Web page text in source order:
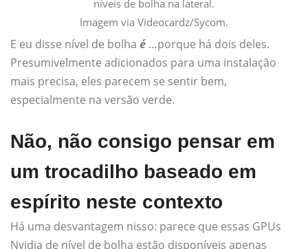
Imagem via Videocardz/Sycom.
E eu disse nível de bolha é …porque há dois deles.
Presumivelmente adicionados para uma instalação
mais precisa, eles parecem se sentir bem,
especialmente na versão verde.
Não, não consigo pensar em
um trocadilho baseado em
espírito neste contexto
Há uma desvantagem nisso: parece que essas GPUs
Nvidia de nível de bolha estão disponíveis apenas